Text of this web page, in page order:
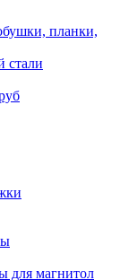
планки,
стали
для магнитол